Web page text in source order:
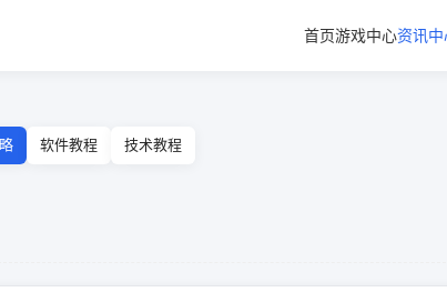
首页游戏中心资讯中
软件教程 技术教程